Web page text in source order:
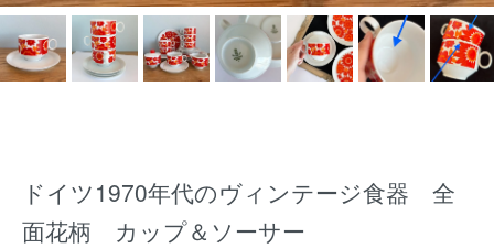
ドイツ1970年代のヴィンテージ食器 全
面花柄 カップ＆ソーサー